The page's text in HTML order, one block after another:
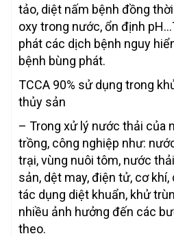
tảo, diệt nấm bệnh đồng
oxy trong nước, ổn định
phát các dịch bệnh nguy
bệnh bùng phát.
TCCA 90% sử dụng trong
thủy sản
– Trong xử lý nước thải của
trồng, công nghiệp như:
trại, vùng nuôi tôm, nước
sản, dệt may, điện tử, cơ
tác dụng diệt khuẩn, khử
nhiều ảnh hưởng đến các
theo.